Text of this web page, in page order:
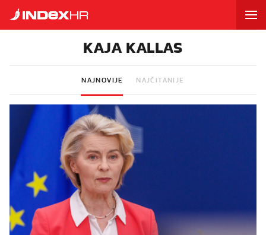
KAJA KALLAS
NAJNOVIJE NAJČITANIJE